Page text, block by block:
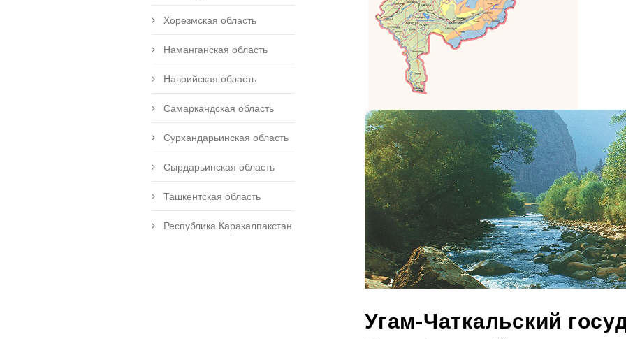
Хорезмская область
Наманганская область
Навоийская область
Самаркандская область
Сурхандарьинская область
Сырдарьинская область
Ташкентская область
Республика Каракалпакстан
Угам-Чаткальский